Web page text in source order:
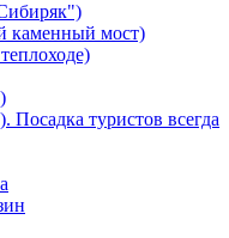
каменный мост)
туристов всегда